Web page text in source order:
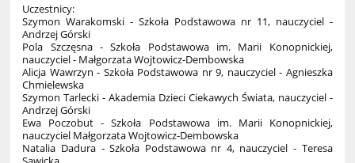
Uczestnicy:
Szymon Warakomski - Szkoła Podstawowa nr 11, nauczyciel -
Andrzej Górski
Pola Szczęsna - Szkoła Podstawowa im. Marii Konopnickiej,
nauczyciel - Małgorzata Wojtowicz-Dembowska
Alicja Wawrzyn - Szkoła Podstawowa nr 9, nauczyciel - Agnieszka
Chmielewska
Szymon Tarlecki - Akademia Dzieci Ciekawych Świata, nauczyciel -
Andrzej Górski
Ewa Poczobut - Szkoła Podstawowa im. Marii Konopnickiej,
nauczyciel Małgorzata Wojtowicz-Dembowska
Natalia Dadura - Szkoła Podstawowa nr 4, nauczyciel - Teresa